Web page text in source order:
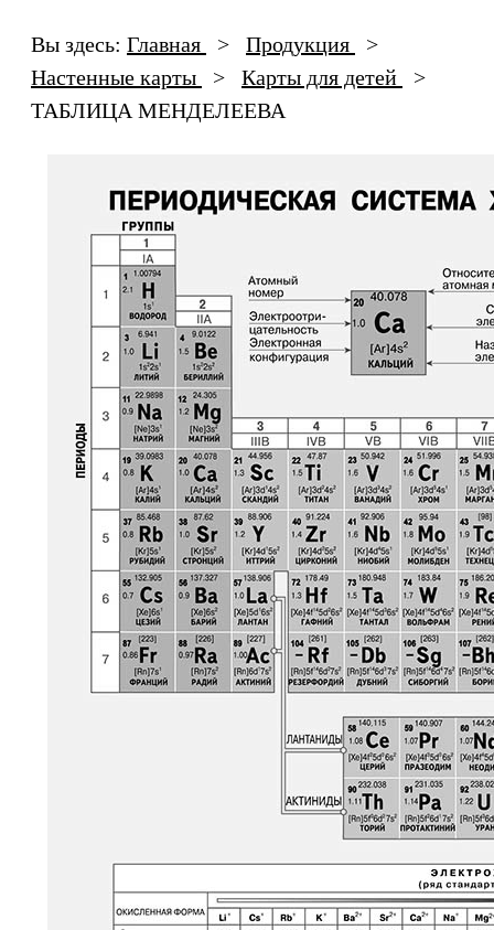
Вы здесь: Главная > Продукция
>
Настенные карты
> Карты для детей
>
ТАБЛИЦА МЕНДЕЛЕЕВА